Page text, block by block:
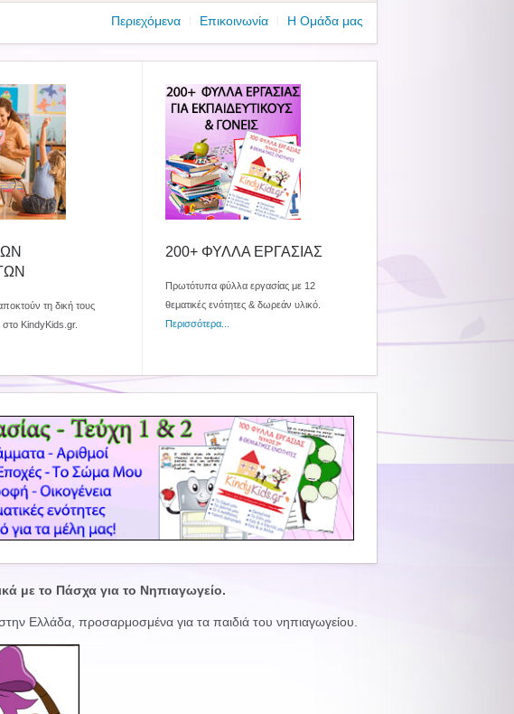
Περιεχόμενα Επικοινωνία Η Ομάδα μας
τη δική τους
KindyKids.gr.
200+ ΦΥΛΛΑ ΕΡΓΑΣΙΑΣ
Πρωτότυπα φύλλα εργασίας με 12
θεματικές ενότητες & δωρεάν υλικό.
Περισσότερα...
με το Πάσχα για το Νηπιαγωγείο.
Ελλάδα, προσαρμοσμένα για τα παιδιά του νηπιαγωγείου.